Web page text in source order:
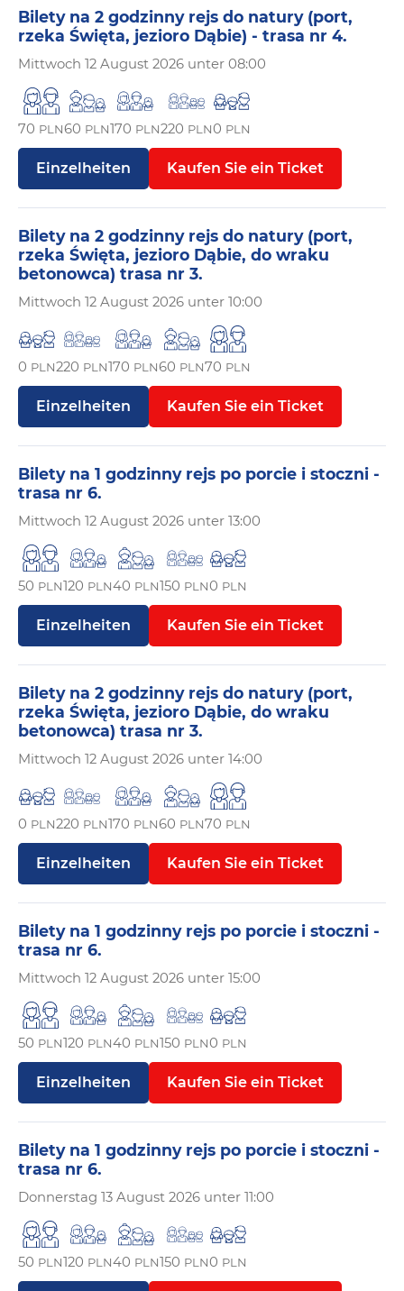
Bilety na 2 godzinny rejs do natury (port,
rzeka Święta, jezioro Dąbie) - trasa nr 4.
Mittwoch 12 August 2026 unter 08:00
70 PLN60 PLN170 PLN220 PLN0 PLN
Einzelheiten Kaufen Sie ein Ticket
Bilety na 2 godzinny rejs do natury (port,
rzeka Święta, jezioro Dąbie, do wraku
betonowca) trasa nr 3.
Mittwoch 12 August 2026 unter 10:00
0 PLN220 PLN170 PLN60 PLN70 PLN
Einzelheiten Kaufen Sie ein Ticket
Bilety na 1 godzinny rejs po porcie i stoczni -
trasa nr 6.
Mittwoch 12 August 2026 unter 13:00
50 PLN120 PLN40 PLN150 PLN0 PLN
Einzelheiten Kaufen Sie ein Ticket
Bilety na 2 godzinny rejs do natury (port,
rzeka Święta, jezioro Dąbie, do wraku
betonowca) trasa nr 3.
Mittwoch 12 August 2026 unter 14:00
0 PLN220 PLN170 PLN60 PLN70 PLN
Einzelheiten Kaufen Sie ein Ticket
Bilety na 1 godzinny rejs po porcie i stoczni -
trasa nr 6.
Mittwoch 12 August 2026 unter 15:00
50 PLN120 PLN40 PLN150 PLN0 PLN
Einzelheiten Kaufen Sie ein Ticket
Bilety na 1 godzinny rejs po porcie i stoczni -
trasa nr 6.
Donnerstag 13 August 2026 unter 11:00
50 PLN120 PLN40 PLN150 PLN0 PLN